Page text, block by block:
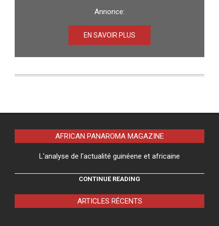
Annonce:
EN SAVOIR PLUS
AFRICAN PANAROMA MAGAZINE
L'analyse de l'actualité guinéene et africaine
CONTINUE READING
ARTICLES RÉCENTS